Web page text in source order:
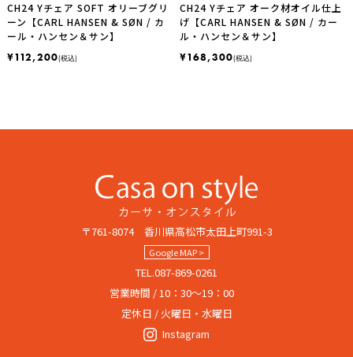
CH24 Yチェア SOFT オリーブグリ
ーン【CARL HANSEN & SØN / カ
ール・ハンセン＆サン】
¥112,200(税込)
CH24 Yチェア オーク材オイル仕上
げ【CARL HANSEN & SØN / カー
ル・ハンセン＆サン】
¥168,300(税込)
〒761-8074 香川県高松市太田上町991-3
Google MAP >
TEL.087-869-0261
営業時間 / 10：30～19：00
定休日 / 火曜日・水曜日
Instagram